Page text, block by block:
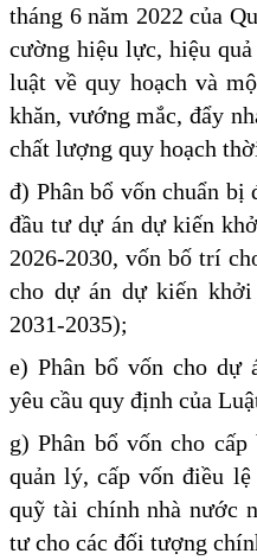
tháng 6 năm 2022 của
cường hiệu lực, hiệu
luật về quy hoạch và
khăn, vướng mắc, đẩy
chất lượng quy hoạch
đ) Phân bổ vốn chuẩn
đầu tư dự án dự kiến
2026-2030, vốn bố trí
cho dự án dự kiến
2031-2035);
e) Phân bổ vốn cho dự
yêu cầu quy định của
g) Phân bổ vốn cho
quản lý, cấp vốn điều lệ
quỹ tài chính nhà nước
tư cho các đối tượng